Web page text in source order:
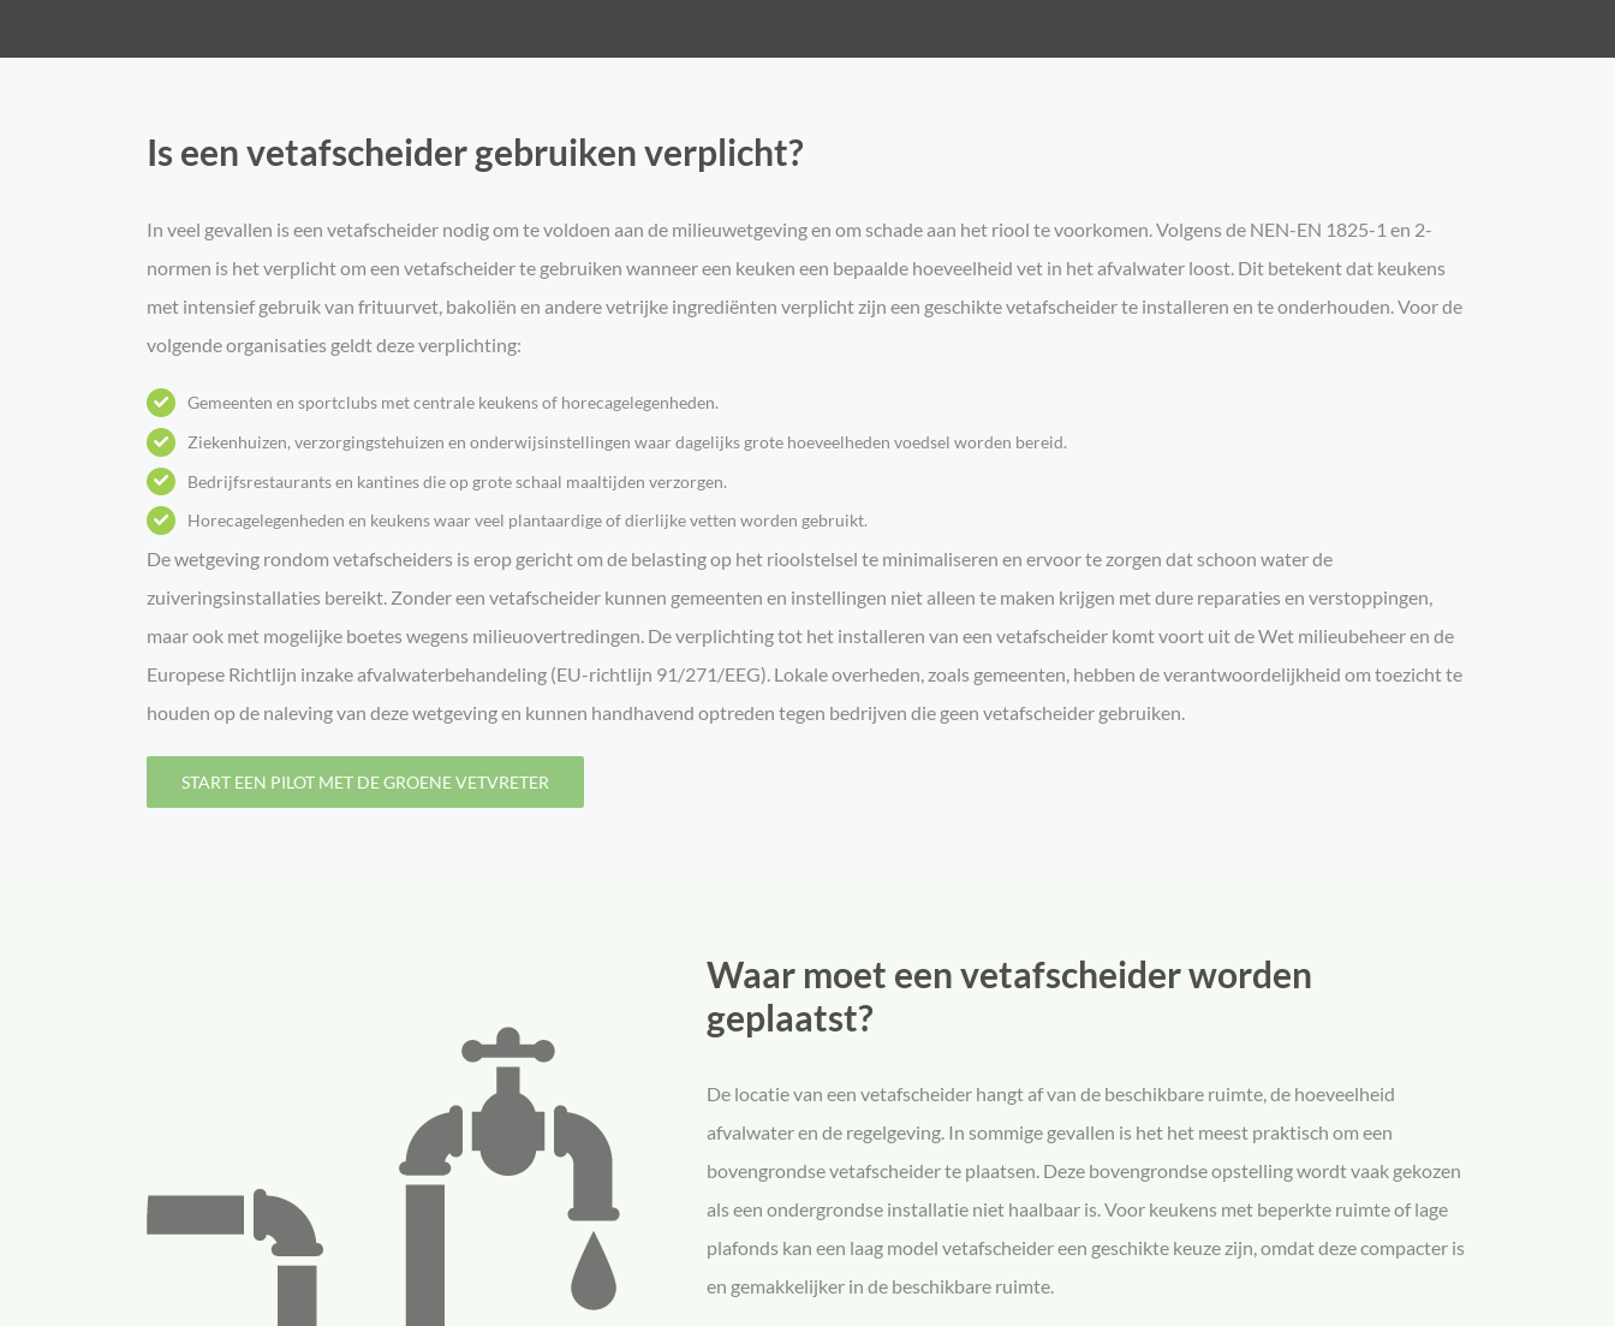
Is een vetafscheider gebruiken verplicht?
In veel gevallen is een vetafscheider nodig om te voldoen aan de milieuwetgeving en om schade aan het riool te voorkomen. Volgens de NEN-EN 1825-1 en 2-
normen is het verplicht om een vetafscheider te gebruiken wanneer een keuken een bepaalde hoeveelheid vet in het afvalwater loost. Dit betekent dat keukens
met intensief gebruik van frituurvet, bakoliën en andere vetrijke ingrediënten verplicht zijn een geschikte vetafscheider te installeren en te onderhouden. Voor de
volgende organisaties geldt deze verplichting:
Gemeenten en sportclubs met centrale keukens of horecagelegenheden.
Ziekenhuizen, verzorgingstehuizen en onderwijsinstellingen waar dagelijks grote hoeveelheden voedsel worden bereid.
Bedrijfsrestaurants en kantines die op grote schaal maaltijden verzorgen.
Horecagelegenheden en keukens waar veel plantaardige of dierlijke vetten worden gebruikt.
De wetgeving rondom vetafscheiders is erop gericht om de belasting op het rioolstelsel te minimaliseren en ervoor te zorgen dat schoon water de
zuiveringsinstallaties bereikt. Zonder een vetafscheider kunnen gemeenten en instellingen niet alleen te maken krijgen met dure reparaties en verstoppingen,
maar ook met mogelijke boetes wegens milieuovertredingen. De verplichting tot het installeren van een vetafscheider komt voort uit de Wet milieubeheer en de
Europese Richtlijn inzake afvalwaterbehandeling (EU-richtlijn 91/271/EEG). Lokale overheden, zoals gemeenten, hebben de verantwoordelijkheid om toezicht te
houden op de naleving van deze wetgeving en kunnen handhavend optreden tegen bedrijven die geen vetafscheider gebruiken.
START EEN PILOT MET DE GROENE VETVRETER
Waar moet een vetafscheider worden
geplaatst?
De locatie van een vetafscheider hangt af van de beschikbare ruimte, de hoeveelheid
afvalwater en de regelgeving. In sommige gevallen is het het meest praktisch om een
bovengrondse vetafscheider te plaatsen. Deze bovengrondse opstelling wordt vaak gekozen
als een ondergrondse installatie niet haalbaar is. Voor keukens met beperkte ruimte of lage
plafonds kan een laag model vetafscheider een geschikte keuze zijn, omdat deze compacter is
en gemakkelijker in de beschikbare ruimte.